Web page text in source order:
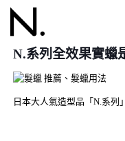
N.系列全效果實蠟
日本大人氣造型品「N.系列